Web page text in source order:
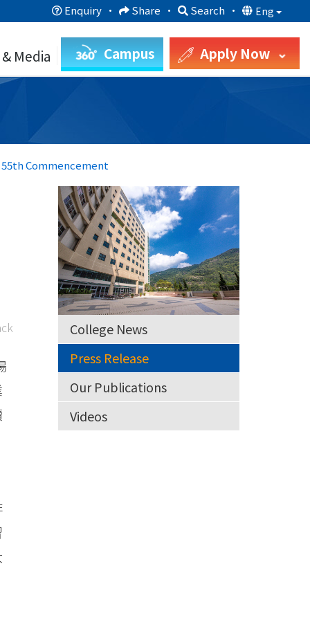
Enquiry · Share · Search · Eng
Media Campus Apply Now
Commencement
College News
Press Release
Our Publications
Videos